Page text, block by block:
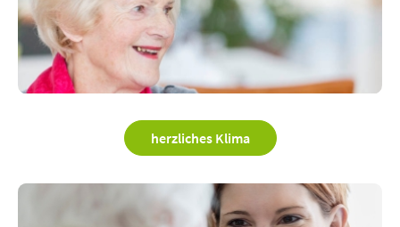
herzliches Klima